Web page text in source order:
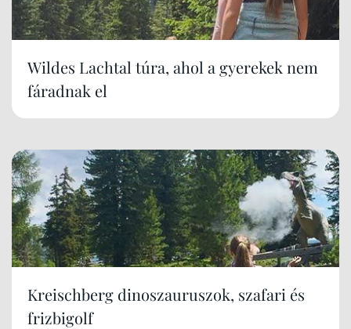
Wildes Lachtal túra, ahol a gyerekek nem
fáradnak el
Kreischberg dinoszauruszok, szafari és
frizbigolf